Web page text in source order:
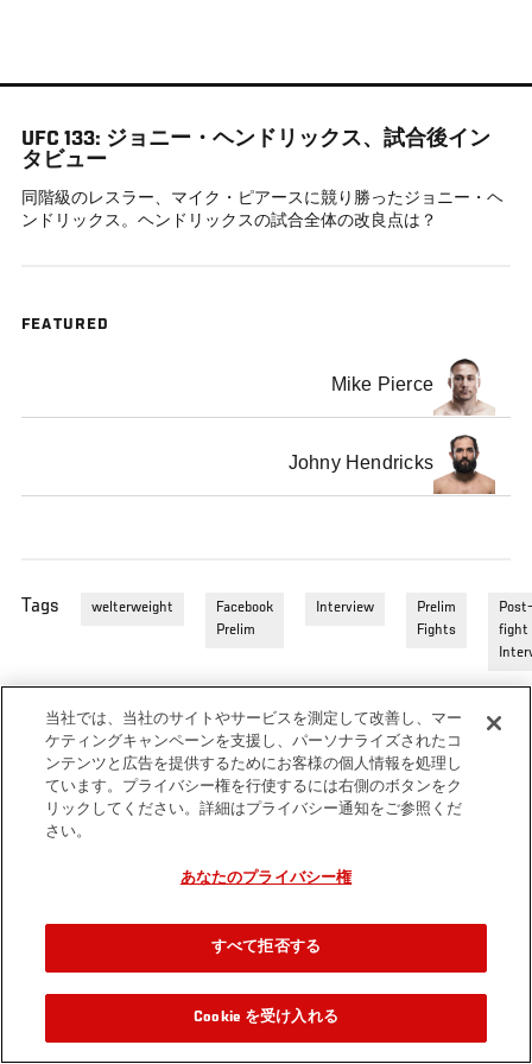
ン
ン
テ
ン
動
UFC 133: ジョニー・ヘンドリックス、試合後イン
タビュー
同階級のレスラー、マイク・ピアースに競り勝ったジョニー・ヘ
ンドリックス。ヘンドリックスの試合全体の改良点は？
FEATURED
Mike Pierce
Johny Hendricks
Tags welterweight
Facebook
Prelim
Interview
Prelim
Fights
Post-
fight
当社では、当社のサイトやサービスを測定して改善し、マー
ケティングキャンペーンを支援し、パーソナライズされたコ
ンテンツと広告を提供するためにお客様の個人情報を処理し
ています。プライバシー権を行使するには右側のボタンをク
リックしてください。詳細はプライバシー通知をご参照くだ
さい。
あなたのプライバシー権
すべて拒否する
Cookie を受け入れる